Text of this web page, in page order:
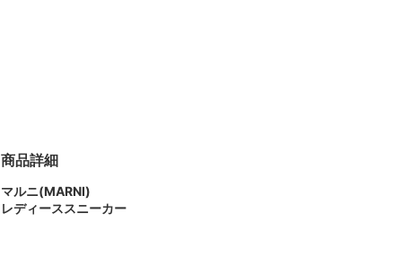
商品詳細
マルニ(MARNI)
レディーススニーカー